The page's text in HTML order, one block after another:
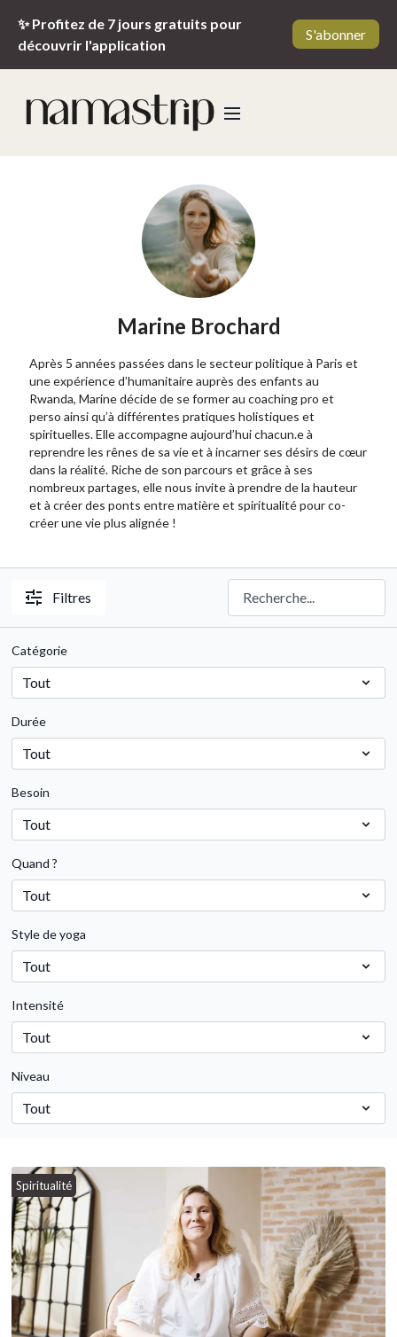
✨ Profitez de 7 jours gratuits pour
découvrir l'application
S'abonner
Marine Brochard
Après 5 années passées dans le secteur politique à Paris et
une expérience d’humanitaire auprès des enfants au
Rwanda, Marine décide de se former au coaching pro et
perso ainsi qu’à différentes pratiques holistiques et
spirituelles. Elle accompagne aujourd’hui chacun.e à
reprendre les rênes de sa vie et à incarner ses désirs de cœur
dans la réalité. Riche de son parcours et grâce à ses
nombreux partages, elle nous invite à prendre de la hauteur
et à créer des ponts entre matière et spiritualité pour co-
créer une vie plus alignée !
Filtres
Catégorie
Durée
Besoin
Quand ?
Style de yoga
Intensité
Niveau
Spiritualité